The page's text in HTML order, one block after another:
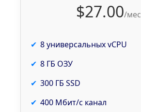
$27.00/мес
8 универсальных vCPU
8 ГБ ОЗУ
300 ГБ SSD
400 Мбит/с канал